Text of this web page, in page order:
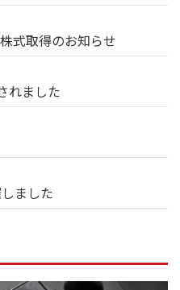
式取得のお知らせ
れました
ました